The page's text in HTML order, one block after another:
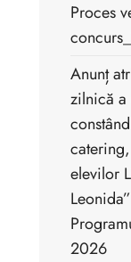
Proces
Anunț
zilnică a
elevilor
2026